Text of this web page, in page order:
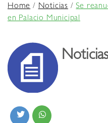
Home/Noticias /Se
en Palacio Municipal